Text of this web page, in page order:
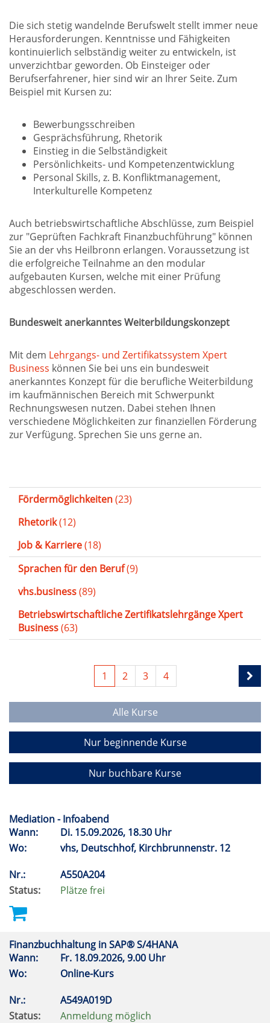
Die sich stetig wandelnde Berufswelt stellt immer neue
Herausforderungen. Kenntnisse und Fähigkeiten
kontinuierlich selbständig weiter zu entwickeln, ist
unverzichtbar geworden. Ob Einsteiger oder
Berufserfahrener, hier sind wir an Ihrer Seite. Zum
Beispiel mit Kursen zu:
Bewerbungsschreiben
Gesprächsführung, Rhetorik
Einstieg in die Selbständigkeit
Persönlichkeits- und Kompetenzentwicklung
Personal Skills, z. B. Konfliktmanagement,
Interkulturelle Kompetenz
Auch betriebswirtschaftliche Abschlüsse, zum Beispiel
zur "Geprüften Fachkraft Finanzbuchführung" können
Sie an der vhs Heilbronn erlangen. Voraussetzung ist
die erfolgreiche Teilnahme an den modular
aufgebauten Kursen, welche mit einer Prüfung
abgeschlossen werden.
Bundesweit anerkanntes Weiterbildungskonzept
Mit dem Lehrgangs- und Zertifikatssystem Xpert
Business können Sie bei uns ein bundesweit
anerkanntes Konzept für die berufliche Weiterbildung
im kaufmännischen Bereich mit Schwerpunkt
Rechnungswesen nutzen. Dabei stehen Ihnen
verschiedene Möglichkeiten zur finanziellen Förderung
zur Verfügung. Sprechen Sie uns gerne an.
Fördermöglichkeiten(23)
Rhetorik(12)
Job & Karriere(18)
Sprachen für den Beruf(9)
vhs.business(89)
Betriebswirtschaftliche Zertifikatslehrgänge Xpert
Business(63)
1 2 3 4
Alle Kurse
Nur beginnende Kurse
Nur buchbare Kurse
Mediation - Infoabend
Wann:
Di. 15.09.2026, 18.30 Uhr
Wo:
vhs, Deutschhof, Kirchbrunnenstr. 12
Nr.:
A550A204
Status:
Plätze frei
Finanzbuchhaltung in SAP® S/4HANA
Wann:
Fr. 18.09.2026, 9.00 Uhr
Wo:
Online-Kurs
Nr.:
A549A019D
Status:
Anmeldung möglich